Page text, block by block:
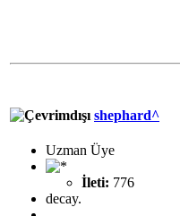
shephard^
Uzman Üye
İleti: 776
decay.